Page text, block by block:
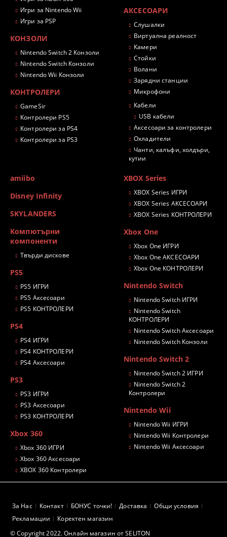
Игри за Nintendo Wii
Игри за PSP
КОНЗОЛИ
Nintendo Switch 2 Конзоли
Nintendo Switch Конзоли
Nintendo Wii Конзоли
КОНТРОЛЕРИ
GameSir
Контролери PS5
Контролери за PS4
Контролери за PS3
АКСЕСОАРИ
Слушалки
Виртуална реалност
Камери
Стойки
Волани
Зарядни станции
Микрофони
Кабели
USB кабели
Аксесоари за контролери
Охладители
Чанти, калъфи, холдъри,
кутии
amiibo
Disney Infinity
SKYLANDERS
Компютърни
компоненти
Твърди дискове
PS5
PS5 ИГРИ
PS5 Аксесоари
PS5 КОНТРОЛЕРИ
PS4
PS4 ИГРИ
PS4 КОНТРОЛЕРИ
PS4 Аксесоари
PS3
PS3 ИГРИ
PS3 Аксесоари
PS3 КОНТРОЛЕРИ
Xbox 360
Xbox 360 ИГРИ
Xbox 360 Аксесоари
XBOX 360 Контролери
XBOX Series
XBOX Series ИГРИ
XBOX Series АКСЕСОАРИ
XBOX Series КОНТРОЛЕРИ
Xbox One
Xbox One ИГРИ
Xbox One АКСЕСОАРИ
Xbox One КОНТРОЛЕРИ
Nintendo Switch
Nintendo Switch ИГРИ
Nintendo Switch
КОНТРОЛЕРИ
Nintendo Switch Аксесоари
Nintendo Switch Конзоли
Nintendo Switch 2
Nintendo Switch 2 ИГРИ
Nintendo Switch 2
Контролери
Nintendo Wii
Nintendo Wii ИГРИ
Nintendo Wii Контролери
Nintendo Wii Аксесоари
© Copyright 2022. Онлайн магазин от SELITON
За Нас Контакт БОНУС точки! Доставка
Общи условия
Рекламации
Коректен магазин